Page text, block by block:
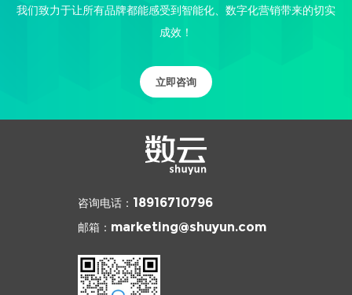
我们致力于让所有品牌都能感受到智能化、数字化营销带来的切实
成效！
立即咨询
咨询电话： 18916710796
邮箱： marketing@shuyun.com